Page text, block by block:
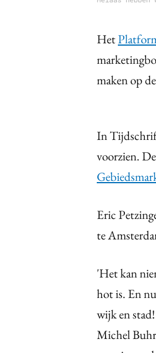
Het
maken op
In
voorzien.
Eric
te
'Het kan
hot is. En
wijk en
Michel